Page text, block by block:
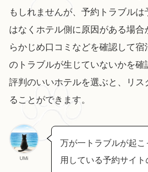
もしれませんが、予約トラブル
はなくホテル側に原因がある場合
らかじめ口コミなどを確認して宿
のトラブルが生じていないかを確
評判のいいホテルを選ぶと、リス
ることができます。
UMi
万が一トラブルが起こ
用している予約サイト